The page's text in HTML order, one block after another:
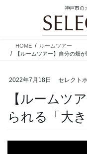
神戸市の
HOME
ルームツアー
【ルームツアー】自分の畑
2022年7月18日 セレクト
【ルームツアー】自分の畑が眺め
られる「大